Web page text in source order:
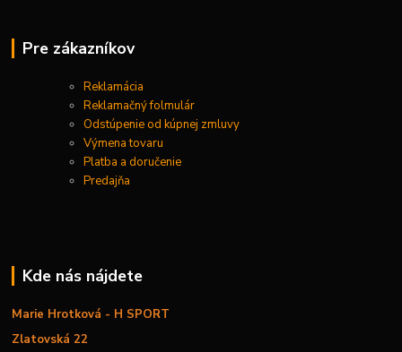
Pre zákazníkov
Reklamácia
Reklamačný folmulár
Odstúpenie od kúpnej zmluvy
Výmena tovaru
Platba a doručenie
Predajňa
Kde nás nájdete
Marie Hrotková - H SPORT
Zlatovská 22